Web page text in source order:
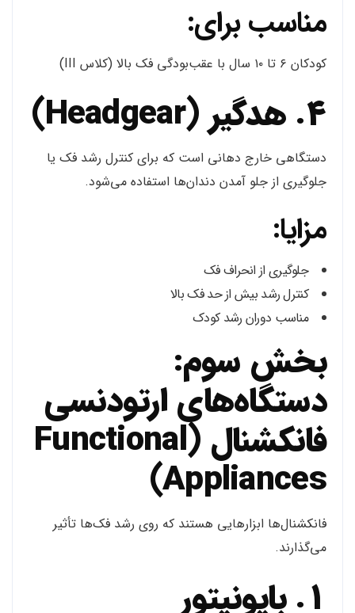
مناسب برای:
کودکان ۶ تا ۱۰ سال با عقب‌بودگی فک بالا (کلاس III)
4. هدگیر (Headgear)
دستگاهی خارج دهانی است که برای کنترل رشد فک یا
جلوگیری از جلو آمدن دندان‌ها استفاده می‌شود.
مزایا:
جلوگیری از انحراف فک
کنترل رشد بیش از حد فک بالا
مناسب دوران رشد کودک
بخش سوم:
دستگاه‌های ارتودنسی
فانکشنال (Functional
Appliances)
فانکشنال‌ها ابزارهایی هستند که روی رشد فک‌ها تأثیر
می‌گذارند.
1. بایونیتور